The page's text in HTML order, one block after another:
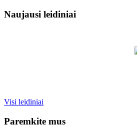
Naujausi leidiniai
Visi leidiniai
Paremkite mus